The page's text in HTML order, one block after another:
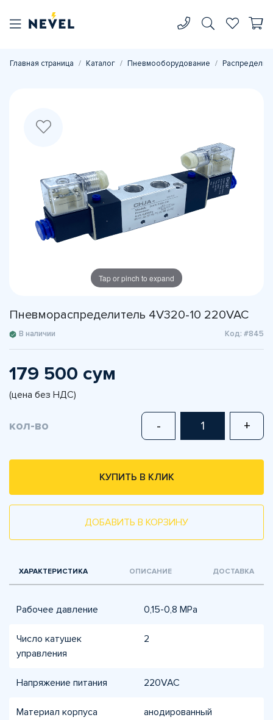
Главная страница Каталог Пневмооборудование
Tap or pinch to expand
Пневмораспределитель 4V320-10 220VAC
В наличии Код: #845
179 500 сум
(цена без НДС)
кол-во - +
КУПИТЬ В КЛИК
ДОБАВИТЬ В КОРЗИНУ
ХАРАКТЕРИСТИКА ОПИСАНИЕ ДОСТАВКА
Рабочее давление 0,15-0,8 МPа
Число катушек
управления
2
Напряжение питания 220VAC
Материал корпуса
анодированный